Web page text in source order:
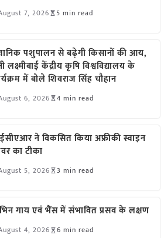
7, 2026 5 min read
पशुपालन से बढ़ेगी किसानों की आय,
लक्ष्मीबाई केंद्रीय कृषि विश्वविद्यालय के
में बोले शिवराज सिंह चौहान
6, 2026 4 min read
ने विकसित किया अफ्रीकी स्वाइन
का टीका
5, 2026 3 min read
गाय एवं भैंस में संभावित प्रसव के लक्षण
4, 2026 6 min read